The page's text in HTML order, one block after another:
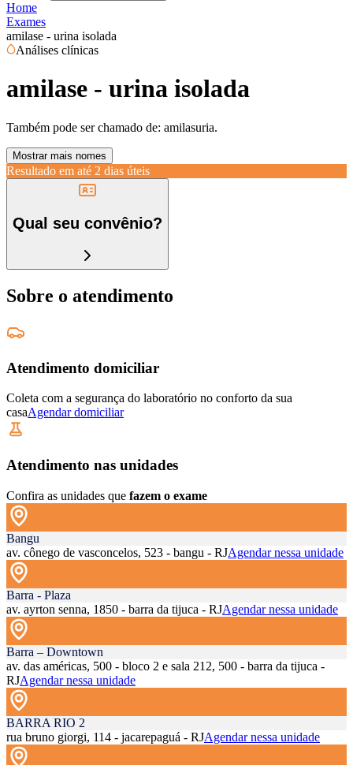
Home
Exames
amilase - urina isolada
Análises clínicas
amilase - urina isolada
Também pode ser chamado de: amilasuria.
Mostrar mais nomes
Resultado em até 2 dias úteis
Qual seu convênio?
Sobre o atendimento
Atendimento domiciliar
Coleta com a segurança do laboratório no conforto da sua
casaAgendar domiciliar
Atendimento nas unidades
Confira as unidades que fazem o exame
Bangu
av. cônego de vasconcelos, 523 - bangu - RJAgendar nessa unidade
Barra - Plaza
av. ayrton senna, 1850 - barra da tijuca - RJAgendar nessa unidade
Barra – Downtown
av. das américas, 500 - bloco 2 e sala 212, 500 - barra da tijuca -
RJAgendar nessa unidade
BARRA RIO 2
rua bruno giorgi, 114 - jacarepaguá - RJAgendar nessa unidade